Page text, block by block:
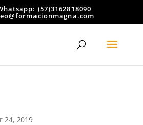
(57)3162818090
24, 2019